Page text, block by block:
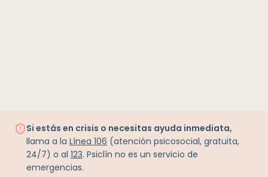
Si estás en crisis o necesitas ayuda inmediata,
llama a la Línea 106 (atención psicosocial, gratuita,
24/7) o al 123. Psiclín no es un servicio de
emergencias.